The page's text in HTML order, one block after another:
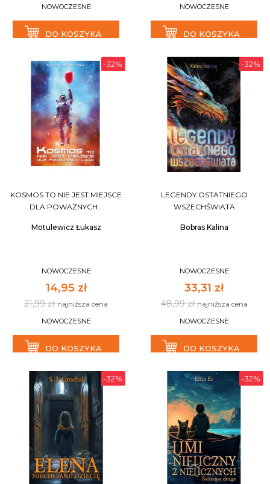
NOWOCZESNE
DO KOSZYKA
NOWOCZESNE
DO KOSZYKA
-32%
KOSMOS TO NIE JEST MIEJSCE
DLA POWAŻNYCH...
Motulewicz Łukasz
NOWOCZESNE
14,95 zł
21,99 złnajniższa cena
NOWOCZESNE
DO KOSZYKA
-32%
LEGENDY OSTATNIEGO
WSZECHŚWIATA
Bobras Kalina
NOWOCZESNE
33,31 zł
48,99 złnajniższa cena
NOWOCZESNE
DO KOSZYKA
-32% -32%